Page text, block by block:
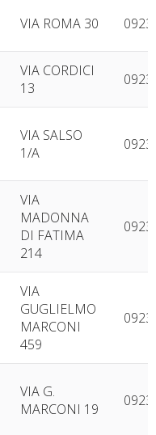
VIA ROMA 30
VIA CORDICI
13
VIA SALSO
1/A
VIA
MADONNA
DI FATIMA
214
VIA
GUGLIELMO
MARCONI
459
VIA G.
MARCONI 19